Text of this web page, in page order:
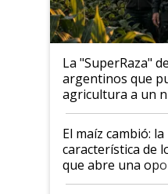
La "SuperRaza"
argentinos que
agricultura a un
posibilidades de
infinitas"
El maíz cambió:
característica de
que abre una
el lote